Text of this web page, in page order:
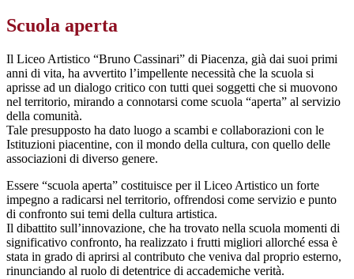
Scuola aperta
Il Liceo Artistico “Bruno Cassinari” di Piacenza, già dai suoi primi
anni di vita, ha avvertito l’impellente necessità che la scuola si
aprisse ad un dialogo critico con tutti quei soggetti che si muovono
nel territorio, mirando a connotarsi come scuola “aperta” al servizio
della comunità.
Tale presupposto ha dato luogo a scambi e collaborazioni con le
Istituzioni piacentine, con il mondo della cultura, con quello delle
associazioni di diverso genere.
Essere “scuola aperta” costituisce per il Liceo Artistico un forte
impegno a radicarsi nel territorio, offrendosi come servizio e punto
di confronto sui temi della cultura artistica.
Il dibattito sull’innovazione, che ha trovato nella scuola momenti di
significativo confronto, ha realizzato i frutti migliori allorché essa è
stata in grado di aprirsi al contributo che veniva dal proprio esterno,
rinunciando al ruolo di detentrice di accademiche verità.